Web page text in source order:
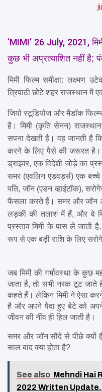
‘MIMI’ 26 July, 2021,
कुछ भी अप्रत्याशित नहीं है;
मिमी फिल्म समीक्षा:
त्रिपाठी छोटे शहर राजस्थान में
जियो स्टूडियोज और मैडॉक
है। मिमी (कृति सेनन)
सपना देखती है। वह जानती है
करने के लिए पैसे की जरूरत है।
ड्राइवर, एक विदेशी जोड़े का
समर (एवलिन एडवर्ड्स) एक
पति, जॉन (एडन व्हाईटॉक),
फैसला करते हैं। समर और जॉन
लड़की की तलाश में हैं, और वे
प्रस्ताव मिमी के पास ले जाती
रूप से एक बड़ी राशि के लिए
जब मिमी की गर्भावस्था के कुछ
जाता है, तो सभी नरक टूट
कहते हैं। लेकिन मिमी ने ऐसा
है और अपने पैदा हुए बेटे को
जीवन की नींव ही हिल जाती है।
समर और जॉन सौदे से पीछे
साल बाद क्या होता है?
See also Mehndi Hai
2022 Written